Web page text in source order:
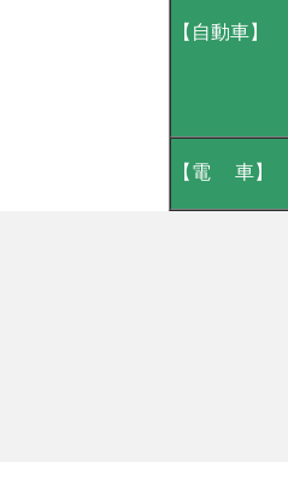
【自動車】
【電 車】